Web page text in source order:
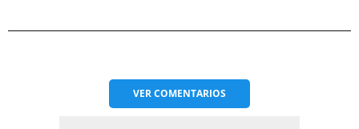
VERCOMENTARIOS